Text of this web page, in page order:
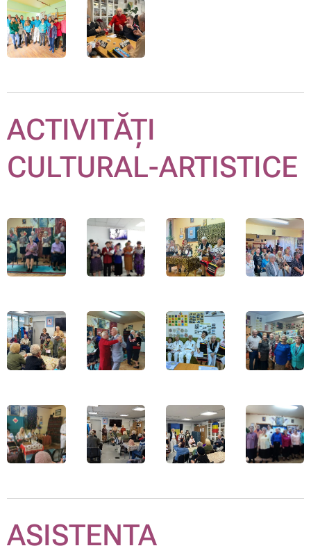
ACTIVITĂȚI
CULTURAL-ARTISTICE
ASISTENTA